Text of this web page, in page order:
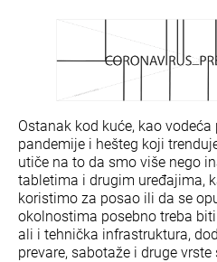
Ostanak kod kuće, kao
pandemije i hešteg koji
utiče na to da smo više nego
tabletima i drugim uređajima,
koristimo za posao ili da se
okolnostima posebno treba
ali i tehnička infrastruktura,
prevare, sabotaže i druge